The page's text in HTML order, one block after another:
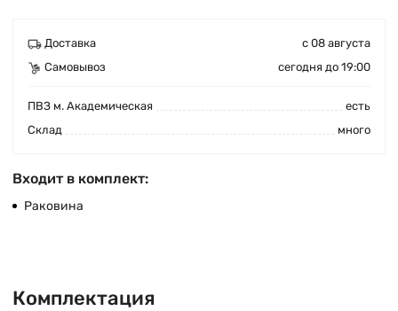
Доставка
с 08 августа
Самовывоз
сегодня до 19:00
ПВЗ м. Академическая
есть
Cклад
много
Входит в комплект:
Раковина
Комплектация